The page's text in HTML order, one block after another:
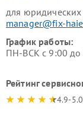
для
manager@fix-
График работы:
ПН-ВСК с 9:00 до
Рейтинг
4.9-5.0